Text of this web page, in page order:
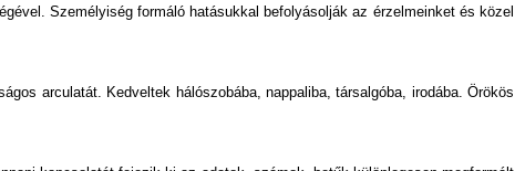
Személyiség formáló hatásukkal befolyásolják az érzelmeinket és közel
arculatát. Kedveltek hálószobába, nappaliba, társalgóba, irodába. Örökös